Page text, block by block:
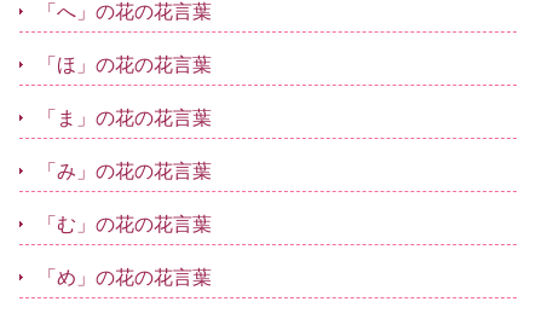
「へ」の花の花言葉
「ほ」の花の花言葉
「ま」の花の花言葉
「み」の花の花言葉
「む」の花の花言葉
「め」の花の花言葉